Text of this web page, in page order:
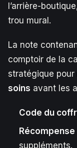
l’arrière-
trou mural.
La note
comptoir de la
stratégique pour
soins avant les
Code du
Récompense
suppléments.